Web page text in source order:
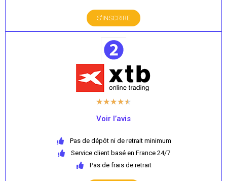
S'INSCRIRE
★★★★★
Voir l’avis
Pas de dépôt ni de retrait minimum
Service client basé en France 24/7
Pas de frais de retrait